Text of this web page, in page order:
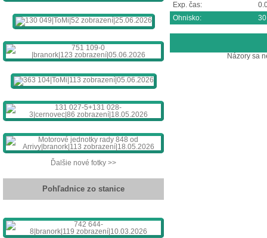
Ďalšie nové fotky >>
Pohľadnice zo stanice
Exp. čas:
Ohnisko:
Názory sa